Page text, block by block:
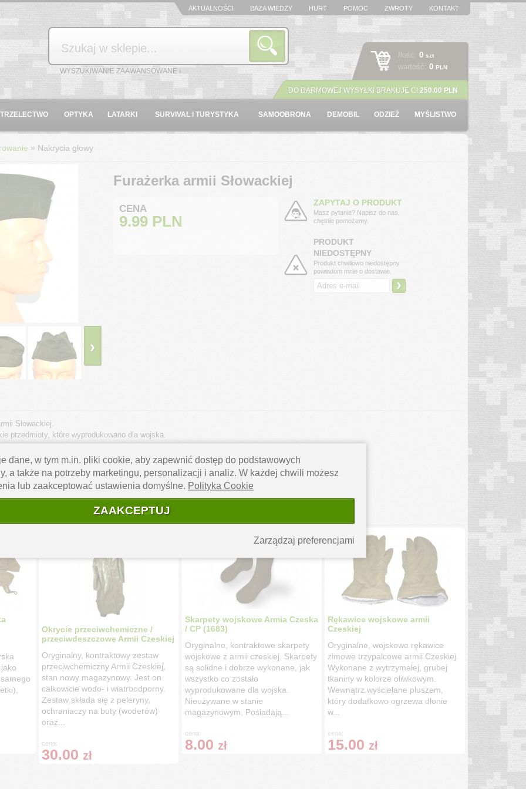
AKTUALNOŚCI BAZA WIEDZY HURT POMOC ZWROTY KONTAKT
Ilość: 0 szt
wartość: 0 PLN
Szukaj
WYSZUKIWANIE ZAAWANSOWANE ›
DO DARMOWEJ WYSYŁKI BRAKUJE CI 250.00 PLN
OPTYKA LATARKI SURVIVAL I TURYSTYKA SAMOOBRONA DEMOBIL ODZIEŻ MYŚLISTWO
» Nakrycia głowy
›
Furażerka armii Słowackiej
CENA
9.99 PLN
ZAPYTAJ O PRODUKT
Masz pytanie? Napisz do nas,
chętnie pomożemy.
PRODUKT
NIEDOSTĘPNY
Produkt chwilowo niedostępny
powiadom mnie o dostawie.
›
Słowackiej.
przedmioty, które wyprodukowano dla wojska.
odświeżenia
Okrycie przeciwchemiczne /
przeciwdeszczowe Armii Czeskiej
Oryginalny, kontraktowy zestaw
przeciwchemiczny Armii Czeskiej,
stan nowy magazynowy. Jest on
całkowicie wodo- i wiatroodporny.
Zestaw składa się z peleryny,
ochraniaczy na buty (woderów)
oraz...
cena:
30.00 zł
Skarpety wojskowe Armia Czeska
/ CP (1683)
Oryginalne, kontraktowe skarpety
wojskowe z armii czeskiej. Skarpety
są solidne i dobrze wykonane, jak
wszystko co zostało
wyprodukowane dla wojska.
Nieużywane w stanie
magazynowym. Posiadają...
cena:
8.00 zł
Rękawice wojskowe armii
Czeskiej
Oryginalne, wojskowe rękawice
zimowe trzypalcowe armii Czeskiej.
Wykonane z wytrzymałej, grubej
tkaniny w kolorze oliwkowym.
Wewnątrz wyściełane pluszem,
który dodatkowo ogrzewa dłonie
w...
cena:
15.00 zł
dane, w tym m.in. pliki cookie, aby zapewnić dostęp do podstawowych
a także na potrzeby marketingu, personalizacji i analiz. W każdej chwili możesz
lub zaakceptować ustawienia domyślne. Polityka Cookie
ZAAKCEPTUJ
Zarządzaj preferencjami